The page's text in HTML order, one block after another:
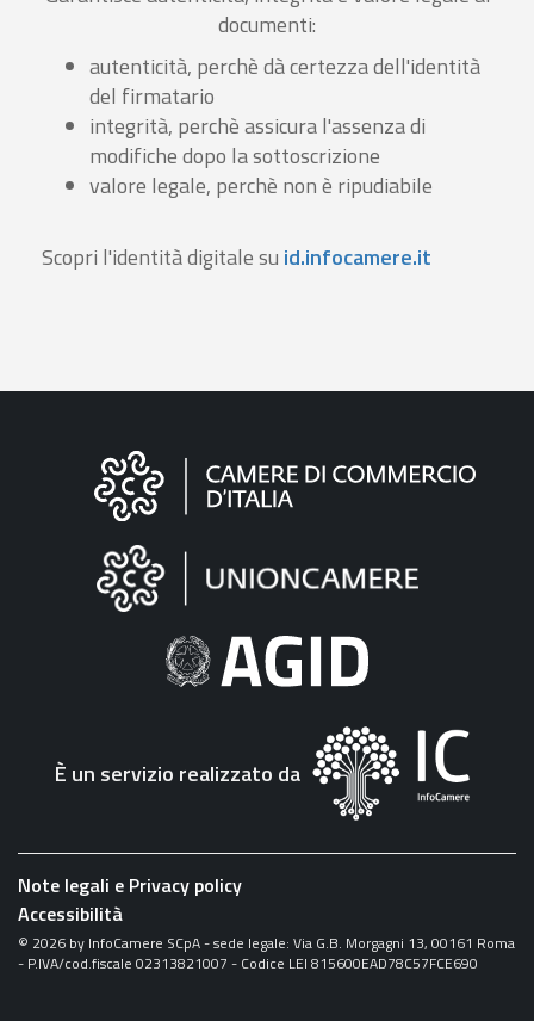
documenti:
autenticità, perchè dà certezza dell'identità
del firmatario
integrità, perchè assicura l'assenza di
modifiche dopo la sottoscrizione
valore legale, perchè non è ripudiabile
Scopri l'identità digitale su id.infocamere.it
Informazioni
"Fattura
Elettronica"
È un servizio realizzato da
Note legali e Privacy policy
Accessibilità
© 2026 by InfoCamere SCpA - sede legale: Via G.B. Morgagni 13, 00161 Roma
- P.IVA/cod.fiscale 02313821007 - Codice LEI 815600EAD78C57FCE690